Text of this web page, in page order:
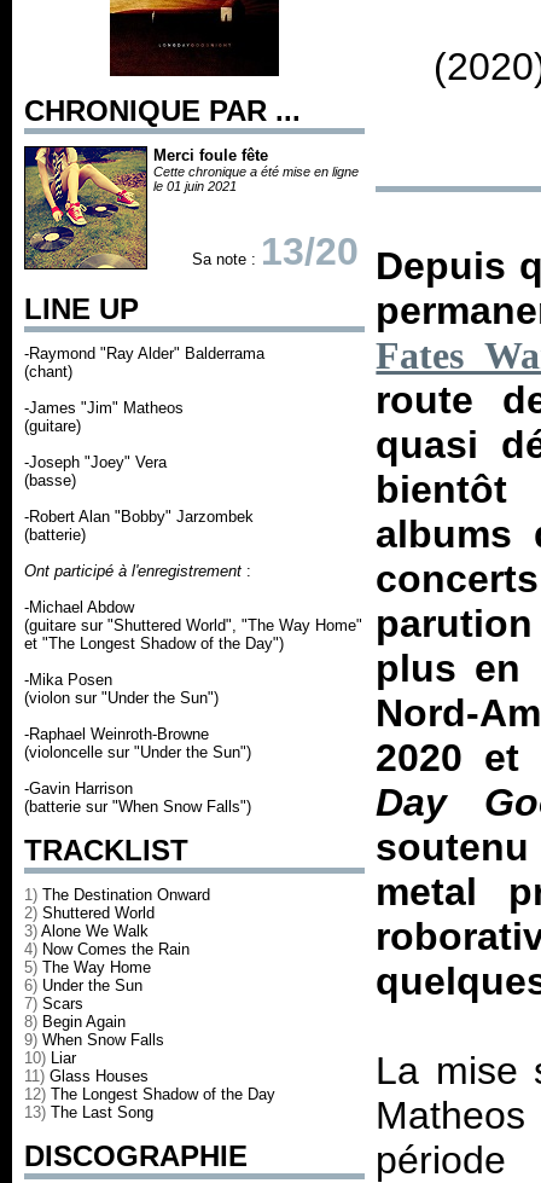
CHRONIQUE PAR ...
Merci foule fête
Cette chronique a été mise en ligne
le 01 juin 2021
Sa note : 13/20
LINE UP
-Raymond "Ray Alder" Balderrama
(chant)
-James "Jim" Matheos
(guitare)
-Joseph "Joey" Vera
(basse)
-Robert Alan "Bobby" Jarzombek
(batterie)
Ont participé à l'enregistrement :
-Michael Abdow
(guitare sur "Shuttered World", "The Way Home"
et "The Longest Shadow of the Day")
-Mika Posen
(violon sur "Under the Sun")
-Raphael Weinroth-Browne
(violoncelle sur "Under the Sun")
-Gavin Harrison
(batterie sur "When Snow Falls")
TRACKLIST
1) The Destination Onward
2) Shuttered World
3) Alone We Walk
4) Now Comes the Rain
5) The Way Home
6) Under the Sun
7) Scars
8) Begin Again
9) When Snow Falls
10) Liar
11) Glass Houses
12) The Longest Shadow of the Day
13) The Last Song
DISCOGRAPHIE
Depuis
Fates
route
quasi
albums
plus en
Nord-
2020
Day
metal
La mise